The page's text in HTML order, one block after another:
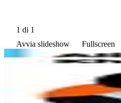
1 di 1
Avvia slideshow
Fullscreen